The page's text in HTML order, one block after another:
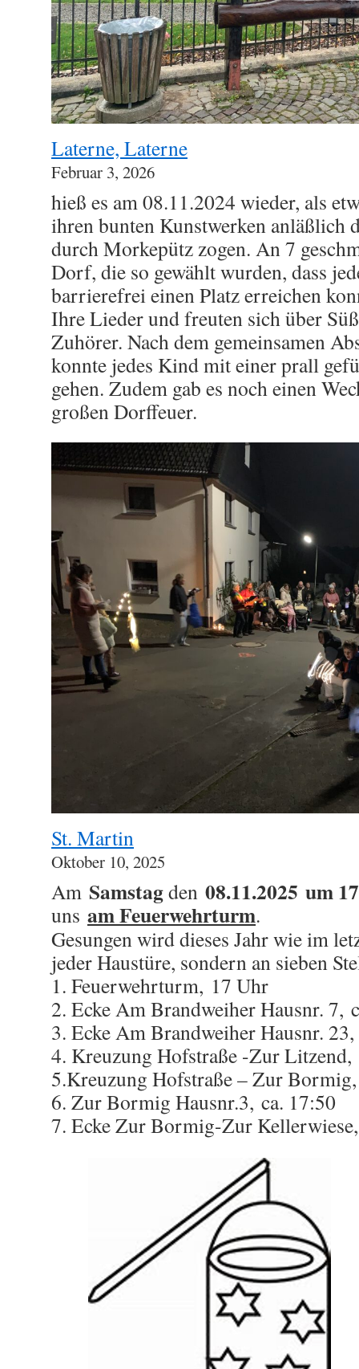
Laterne, Laterne
Februar 3, 2026
hieß es am 08.11.2024 wieder, als
ihren bunten Kunstwerken anläßlich
durch Morkepütz zogen. An 7
Dorf, die so gewählt wurden, dass
barrierefrei einen Platz erreichen
Ihre Lieder und freuten sich über
Zuhörer. Nach dem gemeinsamen
konnte jedes Kind mit einer prall
gehen. Zudem gab es noch einen
großen Dorffeuer.
St. Martin
Oktober 10, 2025
Am Samstagden 08.11.2025 um
uns am Feuerwehrturm.
Gesungen wird dieses Jahr wie im
jeder Haustüre, sondern an sieben
1. Feuerwehrturm, 17 Uhr
2. Ecke Am Brandweiher Hausnr. 7,
3. Ecke Am Brandweiher Hausnr.
4. Kreuzung Hofstraße -Zur Litzend,
5.Kreuzung Hofstraße – Zur
6. Zur Bormig Hausnr.3, ca. 17:50
7. Ecke Zur Bormig-Zur